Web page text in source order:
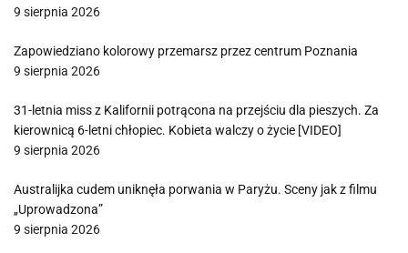
9 sierpnia 2026
Zapowiedziano kolorowy przemarsz przez centrum Poznania
9 sierpnia 2026
31-letnia miss z Kalifornii potrącona na przejściu dla pieszych. Za
kierownicą 6-letni chłopiec. Kobieta walczy o życie [VIDEO]
9 sierpnia 2026
Australijka cudem uniknęła porwania w Paryżu. Sceny jak z filmu
„Uprowadzona”
9 sierpnia 2026